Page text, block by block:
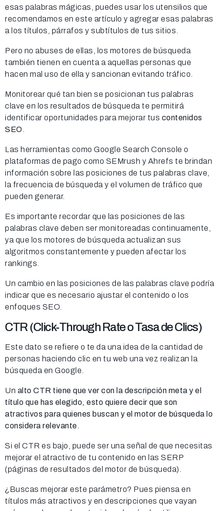
esas palabras mágicas, puedes usar los utensilios que
recomendamos en este artículo y agregar esas palabras
a los títulos, párrafos y subtítulos de tus sitios.
Pero no abuses de ellas, los motores de búsqueda
también tienen en cuenta a aquellas personas que
hacen mal uso de ella y sancionan evitando tráfico.
Monitorear qué tan bien se posicionan tus palabras
clave en los resultados de búsqueda te permitirá
identificar oportunidades para mejorar tus contenidos
SEO
Las herramientas como Google Search Console o
plataformas de pago como SEMrush y Ahrefs te brindan
información sobre las posiciones de tus palabras clave,
la frecuencia de búsqueda y el volumen de tráfico que
pueden generar.
Es importante recordar que las posiciones de las
palabras clave deben ser monitoreadas continuamente,
ya que los motores de búsqueda actualizan sus
algoritmos constantemente y pueden afectar los
rankings.
Un cambio en las posiciones de las palabras clave podría
indicar que es necesario ajustar el contenido o los
enfoques SEO.
CTR (Click-Through Rate o Tasa de Clics)
Este dato se refiere o te da una idea de la cantidad de
personas haciendo clic en tu web una vez realizan la
búsqueda en Google.
Un alto CTR tiene que ver con la descripción meta y el
título que has elegido, esto quiere decir que son
atractivos para quienes buscan y el motor de búsqueda lo
considera relevante
Si el CTR es bajo, puede ser una señal de que necesitas
mejorar el atractivo de tu contenido en las SERP
(páginas de resultados del motor de búsqueda).
¿Buscas mejorar este parámetro? Pues piensa en
títulos más atractivos y en descripciones que vayan